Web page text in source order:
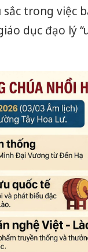
sắc trong việc
dục đạo lý